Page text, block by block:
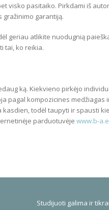
visko pasitaiko. Pirkdami iš
gražinimo garantiją.
geriau atlikite nuodugnią
tai, ko reikia.
ką. Kiekvieno pirkėjo
pagal kompozicines medžiagas
todėl taupyti ir spausti
parduotuvėje www.b-
Studijuoti galima ir